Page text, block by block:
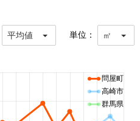
平均値 単位： ㎡
問屋町
高崎市
群馬県